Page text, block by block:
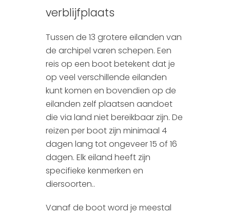
verblijfplaats
Tussen de 13 grotere eilanden van
de archipel varen schepen. Een
reis op een boot betekent dat je
op veel verschillende eilanden
kunt komen en bovendien op de
eilanden zelf plaatsen aandoet
die via land niet bereikbaar zijn. De
reizen per boot zijn minimaal 4
dagen lang tot ongeveer 15 of 16
dagen. Elk eiland heeft zijn
specifieke kenmerken en
diersoorten..
Vanaf de boot word je meestal